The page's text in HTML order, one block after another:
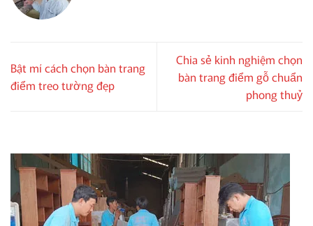
Bật mí cách chọn bàn trang
điểm treo tường đẹp
Chia sẻ kinh nghiệm chọn
bàn trang điểm gỗ chuẩn
phong thuỷ